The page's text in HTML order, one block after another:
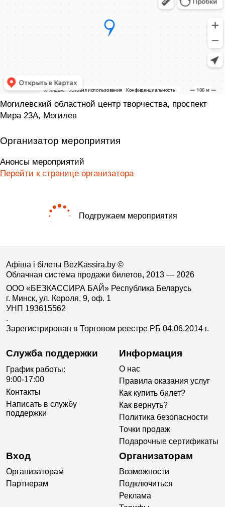
Могилевский областной центр творчества, проспект
Мира 23А, Могилев
Организатор мероприятия
Анонсы мероприятий
Перейти к странице организатора
Подгружаем мероприятия
Афіша і білеты BezKassira.by ©
Облачная система продажи билетов, 2013 — 2026
ООО «БЕЗКАССИРА БАЙ» Республика Беларусь
г. Минск, ул. Короля, 9, оф. 1
УНП 193615562
.
Зарегистрирован в Торговом реестре РБ 04.06.2014 г.
Служба поддержки
График работы:
9:00-17:00
Контакты
Написать в службу
поддержки
Информация
О нас
Правила оказания услуг
Как купить билет?
Как вернуть?
Политика безопасности
Точки продаж
Подарочные сертификаты
Вход
Организаторам
Партнерам
Организаторам
Возможности
Подключиться
Реклама